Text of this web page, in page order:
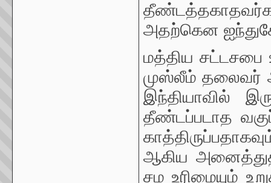
அதற்கென
மத்திய சட்டசபை
முஸ்லீம் தலைவர்
இந்தியாவில்
தீண்டப்படாத
ஆகிய அனைத்துத்
சம உரிமையும்